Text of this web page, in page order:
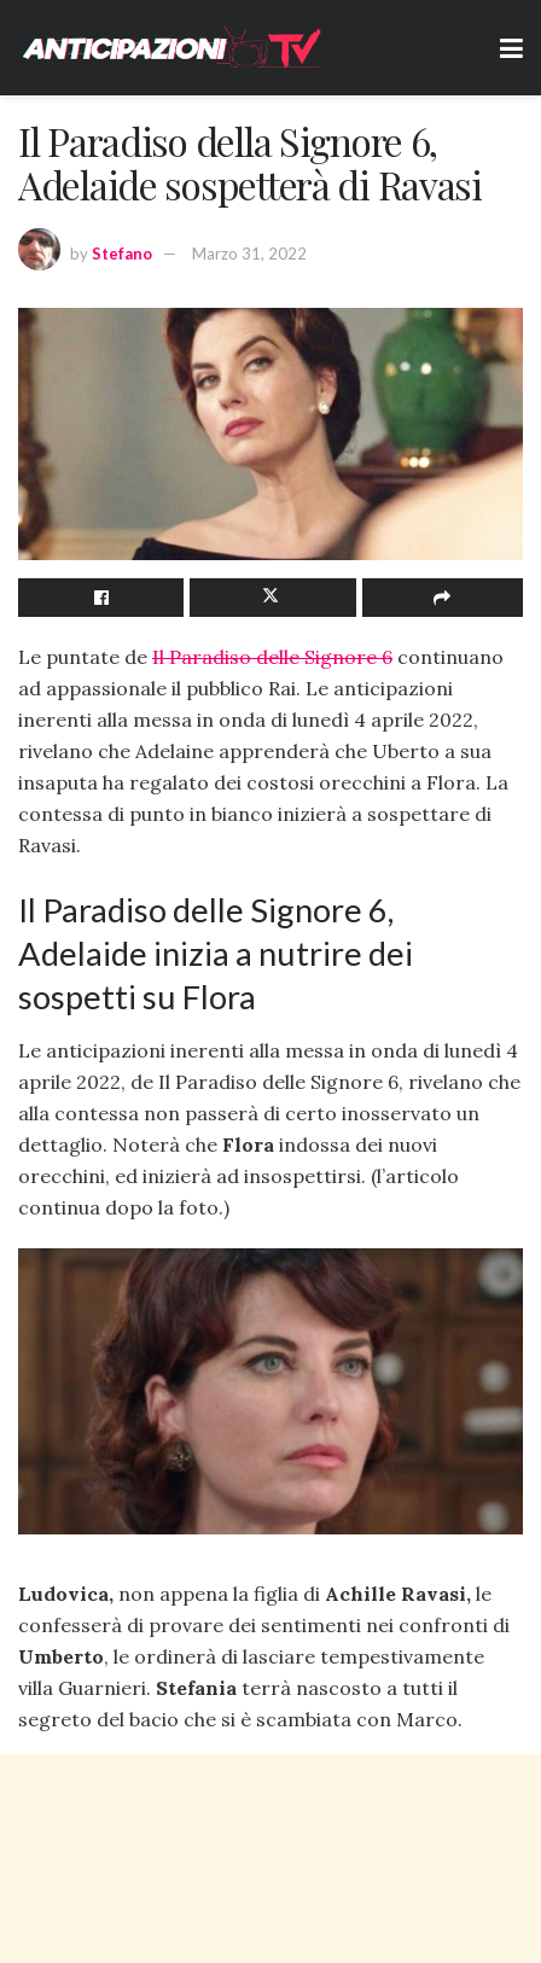
Il Paradiso della Signore 6,
Adelaide sospetterà di Ravasi
byStefano Marzo 31, 2022
Le puntate de Il Paradiso delle Signore 6 continuano
ad appassionale il pubblico Rai. Le anticipazioni
inerenti alla messa in onda di lunedì 4 aprile 2022,
rivelano che Adelaine apprenderà che Uberto a sua
insaputa ha regalato dei costosi orecchini a Flora. La
contessa di punto in bianco inizierà a sospettare di
Ravasi.
Il Paradiso delle Signore 6,
Adelaide inizia a nutrire dei
sospetti su Flora
Le anticipazioni inerenti alla messa in onda di lunedì 4
aprile 2022, de Il Paradiso delle Signore 6, rivelano che
alla contessa non passerà di certo inosservato un
dettaglio. Noterà che Flora indossa dei nuovi
orecchini, ed inizierà ad insospettirsi. (l’articolo
continua dopo la foto.)
Ludovica, non appena la figlia di Achille Ravasi, le
confesserà di provare dei sentimenti nei confronti di
Umberto, le ordinerà di lasciare tempestivamente
villa Guarnieri. Stefania terrà nascosto a tutti il
segreto del bacio che si è scambiata con Marco.